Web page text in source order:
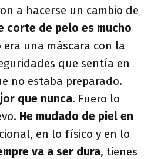
a hacerse un cambio de
corte de pelo es mucho
era una máscara con la
que sentía en
no estaba preparado.
que nunca. Fuero lo
He mudado de piel en
en lo físico y en lo
va a ser dura, tienes